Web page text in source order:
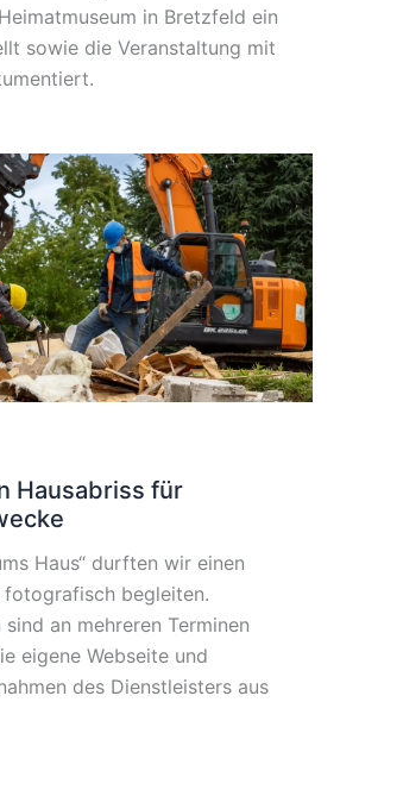
in Bretzfeld ein
sowie die Veranstaltung mit
Hausabriss für
Haus“ durften wir einen
fotografisch begleiten.
sind an mehreren Terminen
eigene Webseite und
des Dienstleisters aus